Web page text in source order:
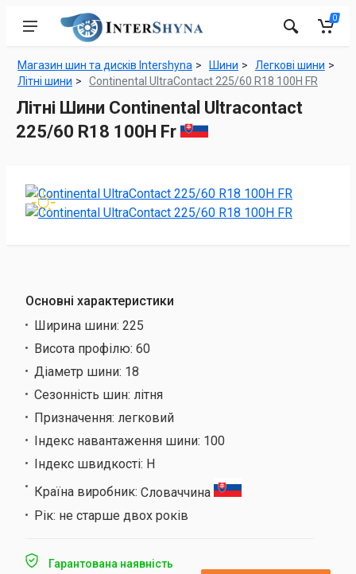
0
Магазин шин та дисків Intershyna Шини
Легкові шини
Літні шини
Continental UltraContact 225/60 R18 100H FR
Літні Шини Continental Ultracontact
225/60 R18 100H Fr
Основні характеристики
Ширина шини: 225
Висота профілю: 60
Діаметр шини: 18
Сезонність шин: літня
Призначення: легковий
Індекс навантаження шини: 100
Індекс швидкості: H
Країна виробник: Словаччина
Рік: не старше двох років
Гарантована наявність